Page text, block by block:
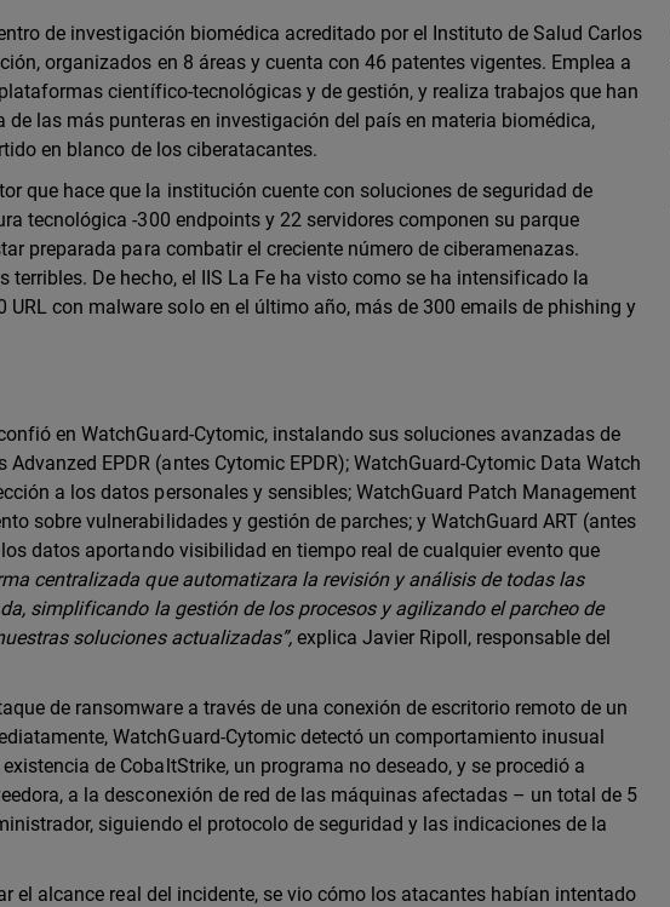
de investigación biomédica acreditado por el Instituto de Salud Carlos
organizados en 8 áreas y cuenta con 46 patentes vigentes. Emplea a
científico-tecnológicas y de gestión, y realiza trabajos que han
las más punteras en investigación del país en materia biomédica,
en blanco de los ciberatacantes.
que hace que la institución cuente con soluciones de seguridad de
tecnológica -300 endpoints y 22 servidores componen su parque
preparada para combatir el creciente número de ciberamenazas.
De hecho, el IIS La Fe ha visto como se ha intensificado la
con malware solo en el último año, más de 300 emails de phishing y
en WatchGuard-Cytomic, instalando sus soluciones avanzadas de
EPDR (antes Cytomic EPDR); WatchGuard-Cytomic Data Watch
a los datos personales y sensibles; WatchGuard Patch Management
sobre vulnerabilidades y gestión de parches; y WatchGuard ART (antes
datos aportando visibilidad en tiempo real de cualquier evento que
centralizada que automatizara la revisión y análisis de todas las
simplificando la gestión de los procesos y agilizando el parcheo de
soluciones actualizadas”,explica Javier Ripoll, responsable del
de ransomware a través de una conexión de escritorio remoto de un
WatchGuard-Cytomic detectó un comportamiento inusual
de CobaltStrike, un programa no deseado, y se procedió a
a la desconexión de red de las máquinas afectadas – un total de 5
siguiendo el protocolo de seguridad y las indicaciones de la
el alcance real del incidente, se vio cómo los atacantes habían intentado